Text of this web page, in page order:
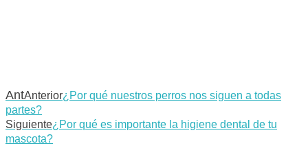
AntAnterior¿Por qué nuestros perros nos siguen a todas
partes?
Siguiente¿Por qué es importante la higiene dental de tu
mascota?